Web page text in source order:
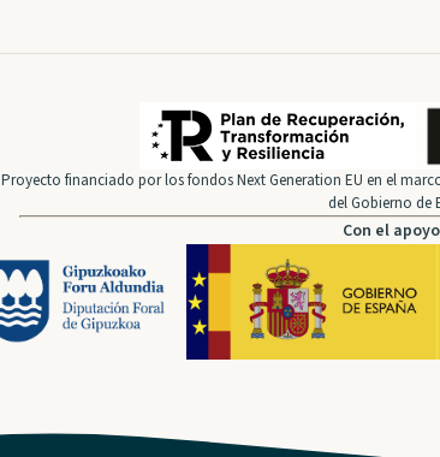
Proyecto financiado por los fondos Next Generation EU en el
del Gobierno de
Con el